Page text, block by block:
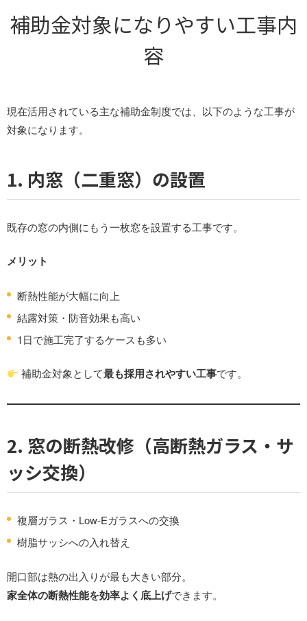
補助金対象になりやすい工事内
容
現在活用されている主な補助金制度では、以下のような工事が
対象になります。
1. 内窓（二重窓）の設置
既存の窓の内側にもう一枚窓を設置する工事です。
メリット
断熱性能が大幅に向上
結露対策・防音効果も高い
1日で施工完了するケースも多い
補助金対象として最も採用されやすい工事です。
2. 窓の断熱改修（高断熱ガラス・サ
ッシ交換）
複層ガラス・Low-Eガラスへの交換
樹脂サッシへの入れ替え
開口部は熱の出入りが最も大きい部分。
家全体の断熱性能を効率よく底上げできます。